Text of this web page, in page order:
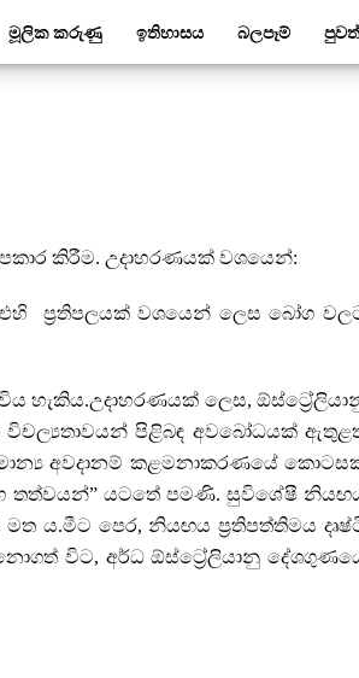
මූලික කරුණු ඉතිහාසය බලපෑම් පුවත්
කිරීම. උදාහරණයක් වශයෙන්:
ප්‍රතිපලයක් වශයෙන් ලෙස බෝග
හැකිය.උදාහරණයක් ලෙස,
විචල්‍යතාවයන් පිළිබඳ අවබෝධයක්
අවදානම් කළමනාකරණයේ
තත්වයන්” යටතේ පමණි. සුවිශේෂී
ය.මීට පෙර, නියඟය ප්‍රතිපත්තිමය
විට, අර්ධ ඕස්ට්‍රේලියානු